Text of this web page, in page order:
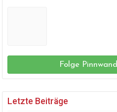
Folge Pinnwand
Letzte Beiträge